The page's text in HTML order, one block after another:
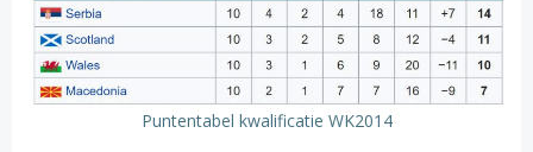
Puntentabel kwalificatie WK2014